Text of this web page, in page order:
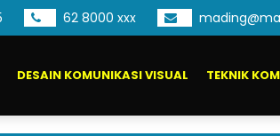
62 8000 xxx
DESAIN KOMUNIKASI VISUAL TEKNIK